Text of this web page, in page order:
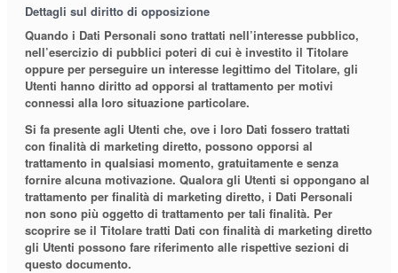
Dettagli sul diritto di opposizione
Quando i Dati Personali sono trattati nell’interesse pubblico,
nell’esercizio di pubblici poteri di cui è investito il Titolare
oppure per perseguire un interesse legittimo del Titolare, gli
Utenti hanno diritto ad opporsi al trattamento per motivi
connessi alla loro situazione particolare.
Si fa presente agli Utenti che, ove i loro Dati fossero trattati
con finalità di marketing diretto, possono opporsi al
trattamento in qualsiasi momento, gratuitamente e senza
fornire alcuna motivazione. Qualora gli Utenti si oppongano al
trattamento per finalità di marketing diretto, i Dati Personali
non sono più oggetto di trattamento per tali finalità. Per
scoprire se il Titolare tratti Dati con finalità di marketing diretto
gli Utenti possono fare riferimento alle rispettive sezioni di
questo documento.